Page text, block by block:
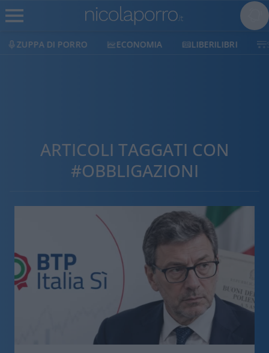
ECONOMIA LIBERILIBRI SHOP SOSTIENICI
ARTICOLI TAGGATI CON
#OBBLIGAZIONI